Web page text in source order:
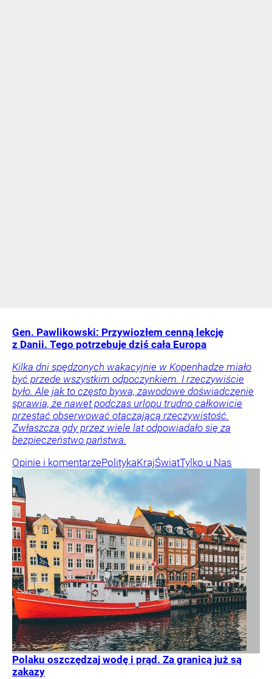
Gen. Pawlikowski: Przywiozłem cenną lekcję
z Danii. Tego potrzebuje dziś cała Europa
Kilka dni spędzonych wakacyjnie w Kopenhadze miało
być przede wszystkim odpoczynkiem. I rzeczywiście
było. Ale jak to często bywa, zawodowe doświadczenie
sprawia, że nawet podczas urlopu trudno całkowicie
przestać obserwować otaczającą rzeczywistość.
Zwłaszcza gdy przez wiele lat odpowiadało się za
bezpieczeństwo państwa.
Opinie i komentarzePolitykaKrajŚwiatTylko u Nas
Polaku oszczędzaj wodę i prąd. Za granicą już są
zakazy